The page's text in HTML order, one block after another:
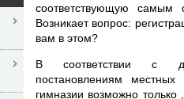
соответствующую самым
Возникает вопрос:
вам в этом?
В соответствии с
постановлениям
гимназии возможно